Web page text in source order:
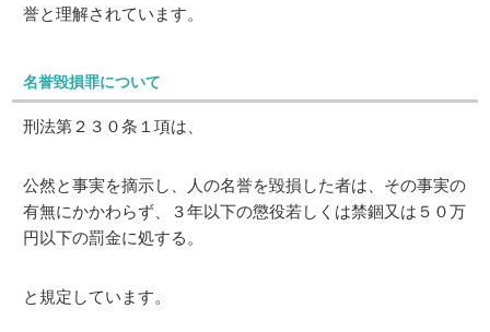
誉と理解されています。
名誉毀損罪について
刑法第２３０条１項は、
公然と事実を摘示し、人の名誉を毀損した者は、その事実の
有無にかかわらず、３年以下の懲役若しくは禁錮又は５０万
円以下の罰金に処する。
と規定しています。